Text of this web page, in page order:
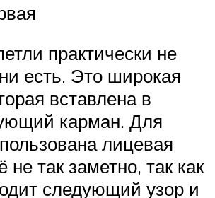
практически не
есть. Это широкая
вставлена в
карман. Для
лицевая
не так заметно, так как
следующий узор и